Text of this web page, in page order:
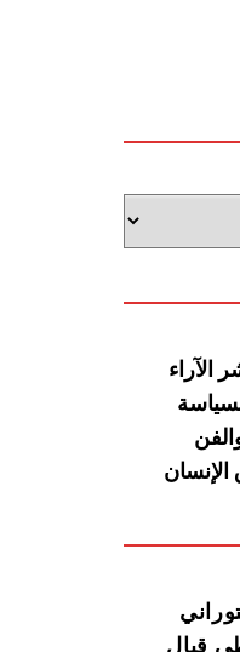
الآراء
قبال